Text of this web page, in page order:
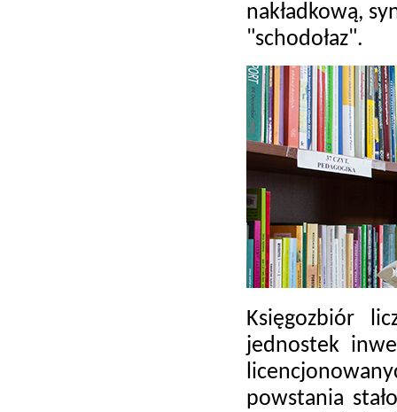
nakładkową,
"schodołaz".
Księgozbiór
jednostek
powstania